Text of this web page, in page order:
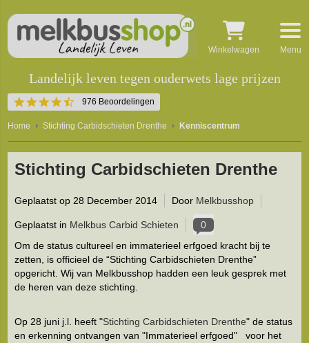
4.5
star
rating
976 Beoordelingen
Landelijk leven tegen ouderwets lage prijzen
Winkelwagen Menu
Home Stichting Carbidschieten Drenthe Kenniscentrum
Stichting Carbidschieten Drenthe
Geplaatst op 28 December 2014 Door Melkbusshop
Geplaatst in Melkbus Carbid Schieten
0
Om de status cultureel en immaterieel erfgoed kracht bij te
zetten, is officieel de “Stichting Carbidschieten Drenthe”
opgericht. Wij van Melkbusshop hadden een leuk gesprek met
de heren van deze stichting.
Op 28 juni j.l. heeft "Stichting Carbidschieten Drenthe" de status
en erkenning ontvangen van "Immaterieel erfgoed" voor het